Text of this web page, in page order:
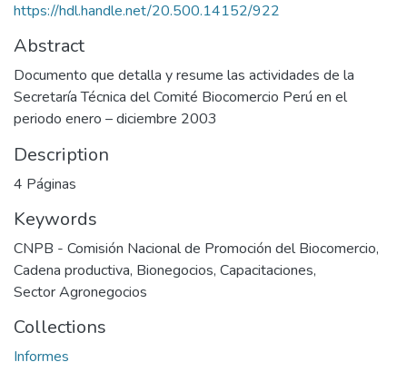
https://hdl.handle.net/20.500.14152/922
Abstract
Documento que detalla y resume las actividades de la
Secretaría Técnica del Comité Biocomercio Perú en el
periodo enero – diciembre 2003
Description
4 Páginas
Keywords
CNPB - Comisión Nacional de Promoción del Biocomercio,
Cadena productiva, Bionegocios, Capacitaciones,
Sector Agronegocios
Collections
Informes